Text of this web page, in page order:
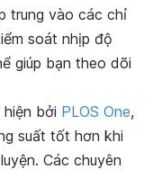
trung vào các chỉ
soát nhịp độ
giúp bạn theo dõi
bởi PLOS One,
suất tốt hơn khi
Các chuyên